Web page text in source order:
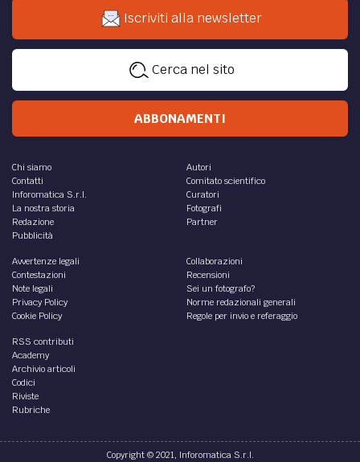
Iscriviti alla newsletter
Cerca nel sito
ABBONAMENTI
Chi siamo
Contatti
Inforomatica S.r.l.
La nostra storia
Redazione
Pubblicità
Autori
Comitato scientifico
Curatori
Fotografi
Partner
Avvertenze legali
Contestazioni
Note legali
Privacy Policy
Cookie Policy
Collaborazioni
Recensioni
Sei un fotografo?
Norme redazionali generali
Regole per invio e referaggio
RSS contributi
Academy
Archivio articoli
Codici
Riviste
Rubriche
Copyright © 2021, Inforomatica S.r.l.